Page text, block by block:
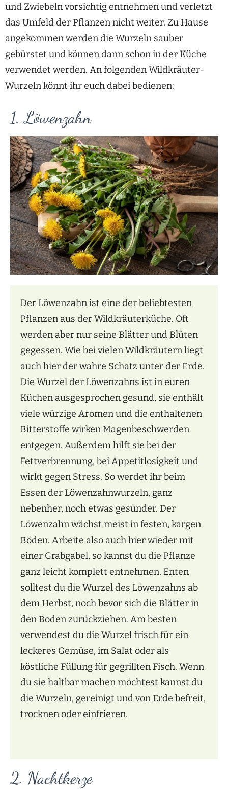
und Zwiebeln vorsichtig entnehmen und verletzt
das Umfeld der Pflanzen nicht weiter. Zu Hause
angekommen werden die Wurzeln sauber
gebürstet und können dann schon in der Küche
verwendet werden. An folgenden Wildkräuter-
Wurzeln könnt ihr euch dabei bedienen:
1. Löwenzahn
Der Löwenzahn ist eine der beliebtesten
Pflanzen aus der Wildkräuterküche. Oft
werden aber nur seine Blätter und Blüten
gegessen. Wie bei vielen Wildkräutern liegt
auch hier der wahre Schatz unter der Erde.
Die Wurzel der Löwenzahns ist in euren
Küchen ausgesprochen gesund, sie enthält
viele würzige Aromen und die enthaltenen
Bitterstoffe wirken Magenbeschwerden
entgegen. Außerdem hilft sie bei der
Fettverbrennung, bei Appetitlosigkeit und
wirkt gegen Stress. So werdet ihr beim
Essen der Löwenzahnwurzeln, ganz
nebenher, noch etwas gesünder. Der
Löwenzahn wächst meist in festen, kargen
Böden. Arbeite also auch hier wieder mit
einer Grabgabel, so kannst du die Pflanze
ganz leicht komplett entnehmen. Enten
solltest du die Wurzel des Löwenzahns ab
dem Herbst, noch bevor sich die Blätter in
den Boden zurückziehen. Am besten
verwendest du die Wurzel frisch für ein
leckeres Gemüse, im Salat oder als
köstliche Füllung für gegrillten Fisch. Wenn
du sie haltbar machen möchtest kannst du
die Wurzeln, gereinigt und von Erde befreit,
trocknen oder einfrieren.
2. Nachtkerze